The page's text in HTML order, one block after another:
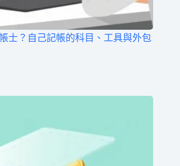
士？自己記帳的科目、工具與外包